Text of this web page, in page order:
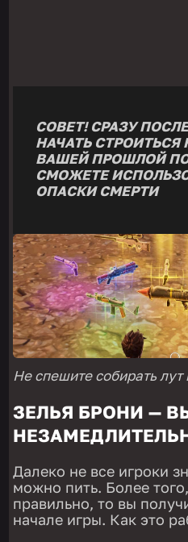
СОВЕТ! СРАЗУ
НАЧАТЬ СТРОИТЬСЯ
ВАШЕЙ ПРОШЛОЙ
СМОЖЕТЕ
ОПАСКИ СМЕРТИ
Не спешите собирать лут
ЗЕЛЬЯ БРОНИ —
Далеко не все игроки
можно пить. Более
правильно, то вы
начале игры. Как это